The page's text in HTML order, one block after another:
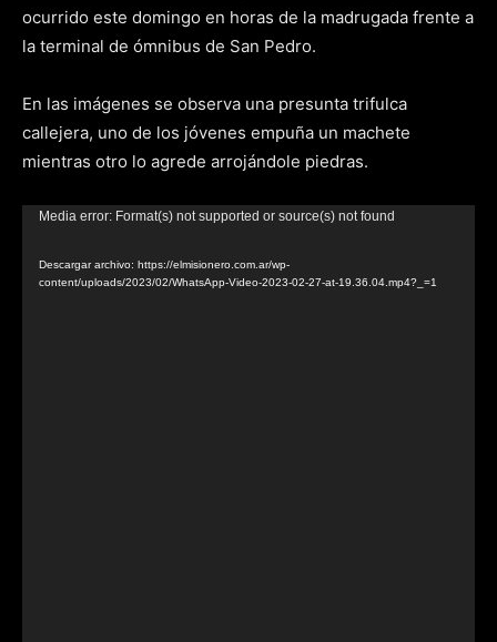
ocurrido este domingo en horas de la madrugada frente a
la terminal de ómnibus de San Pedro.
En las imágenes se observa una presunta trifulca
callejera, uno de los jóvenes empuña un machete
mientras otro lo agrede arrojándole piedras.
Reproductor
video
Media error: Format(s) not supported or source(s) not found
Descargar archivo: https://elmisionero.com.ar/wp-
content/uploads/2023/02/WhatsApp-Video-2023-02-27-at-19.36.04.mp4?_=1